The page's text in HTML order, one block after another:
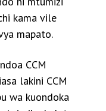
kama vile
mapato.
CCM
lakini CCM
wa kuondoka